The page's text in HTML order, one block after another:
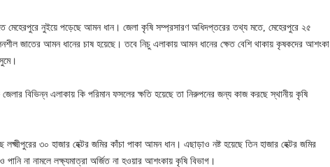
মেহেরপুরে নুইয়ে পড়েছে আমন ধান। জেলা কৃষি সম্প্রসারণ অধিদপ্তরের তথ্য মতে, মেহেরপুরে ২৫
জাতের আমন ধানের চাষ হয়েছে। তবে নিচু এলাকায় আমন ধানের ক্ষেত বেশি থাকায় কৃষকদের আশংকা
বিভিন্ন এলাকায় কি পরিমান ফসলের ক্ষতি হয়েছে তা নিরুপনের জন্য কাজ করছে স্থানীয় কৃষি
লক্ষ্মীপুরের ৩০ হাজার হেক্টর জমির কাঁচা পাকা আমন ধান। এছাড়াও নষ্ট হয়েছে তিন হাজার হেক্টর জমির
পানি না নামলে লক্ষ্যমাত্রা অর্জিত না হওয়ার আশংকায় কৃষি বিভাগ।